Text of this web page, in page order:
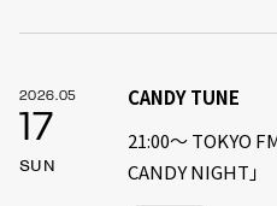
2026.05
17
SUN
CANDY TUNE
21:00〜 TOKYO
CANDY NIGHT」